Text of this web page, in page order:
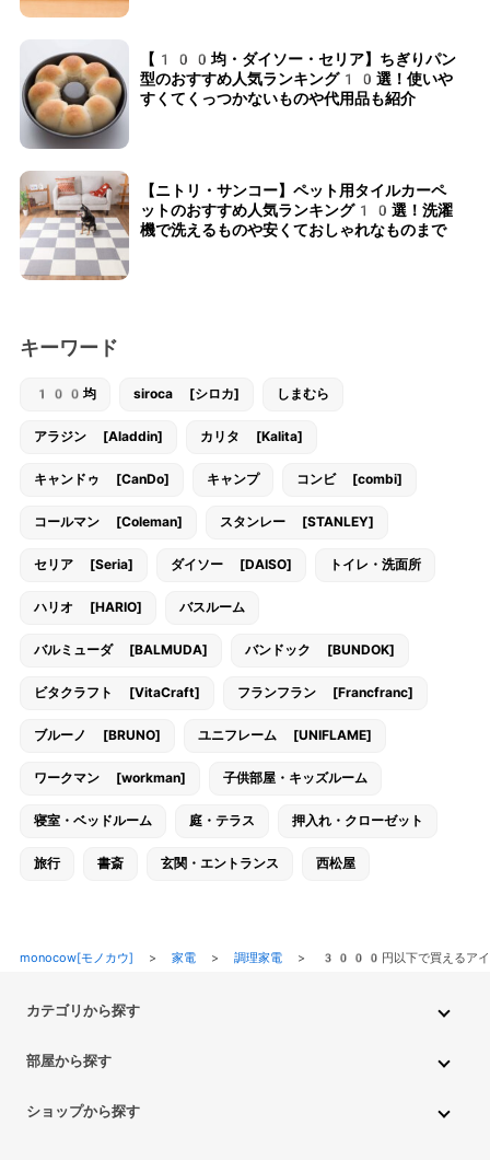
【100均・ダイソー・セリア】ちぎりパン
型のおすすめ人気ランキング10選！使いや
すくてくっつかないものや代用品も紹介
【ニトリ・サンコー】ペット用タイルカーペ
ットのおすすめ人気ランキング10選！洗濯
機で洗えるものや安くておしゃれなものまで
キーワード
100均 siroca [シロカ] しまむら
アラジン [Aladdin] カリタ [Kalita]
キャンドゥ [CanDo] キャンプ コンビ [combi]
コールマン [Coleman] スタンレー [STANLEY]
セリア [Seria] ダイソー [DAISO] トイレ・洗面所
ハリオ [HARIO] バスルーム
バルミューダ [BALMUDA] バンドック [BUNDOK]
ビタクラフト [VitaCraft] フランフラン [Francfranc]
ブルーノ [BRUNO] ユニフレーム [UNIFLAME]
ワークマン [workman] 子供部屋・キッズルーム
寝室・ベッドルーム 庭・テラス 押入れ・クローゼット
旅行 書斎 玄関・エントランス 西松屋
monocow[モノカウ] > 家電> 調理家電> 3000円以下で買えるアイリ
カテゴリから探す
ペット用品 ベビー・キッズ
部屋から探す
ショップから探す